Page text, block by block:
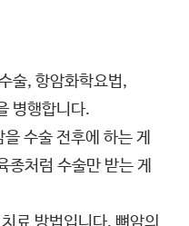
술, 항암화학요법,
병행합니다.
수술 전후에 하는 게
종처럼 수술만 받는 게
료 방법입니다. 뼈암의